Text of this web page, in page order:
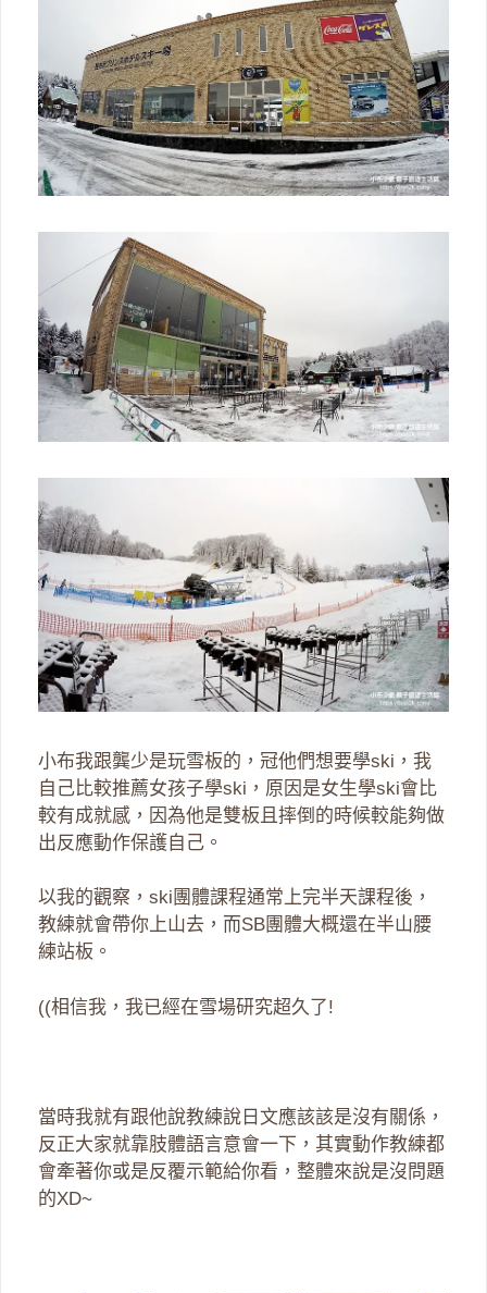
小布我跟龔少是玩雪板的，冠他們想要學ski，我
自己比較推薦女孩子學ski，原因是女生學ski會比
較有成就感，因為他是雙板且摔倒的時候較能夠做
出反應動作保護自己。
以我的觀察，ski團體課程通常上完半天課程後，
教練就會帶你上山去，而SB團體大概還在半山腰
練站板。
((相信我，我已經在雪場研究超久了!
當時我就有跟他說教練說日文應該該是沒有關係，
反正大家就靠肢體語言意會一下，其實動作教練都
會牽著你或是反覆示範給你看，整體來說是沒問題
的XD~